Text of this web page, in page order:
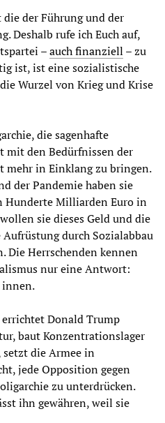
der Führung und der
Deshalb rufe ich Euch auf,
–auch finanziell – zu
ist, ist eine sozialistische
Wurzel von Krieg und Krise
die sagenhafte
mit den Bedürfnissen der
mehr in Einklang zu bringen.
der Pandemie haben sie
Hunderte Milliarden Euro in
sie dieses Geld und die
durch Sozialabbau
Die Herrschenden kennen
nur eine Antwort:
innen.
Donald Trump
baut Konzentrationslager
die Armee in
jede Opposition gegen
zu unterdrücken.
ihn gewähren, weil sie